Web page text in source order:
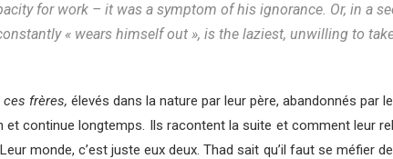
for work – it was a symptom of his ignorance. Or, in a
« wears himself out », is the laziest, unwilling to
ces frères, élevés dans la nature par leur père, abandonnés par
continue longtemps. Ils racontent la suite et comment leur
monde, c’est juste eux deux. Thad sait qu’il faut se méfier